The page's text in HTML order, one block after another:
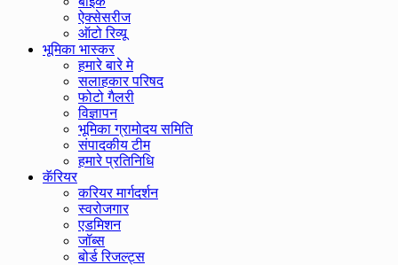
ऐक्सेसरीज
ऑटो रिव्यू
भूमिका भास्कर
हमारे बारे मे
सलाहकार परिषद
फोटो गैलरी
विज्ञापन
भूमिका ग्रामोदय समिति
संपादकीय टीम
हमारे प्रतिनिधि
कॅरियर
करियर मार्गदर्शन
स्वरोजगार
एडमिशन
जॉब्स
बोर्ड रिजल्ट्स